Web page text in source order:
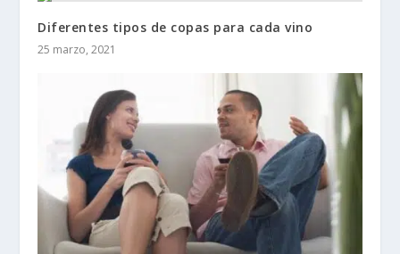
Diferentes tipos de copas para cada vino
25 marzo, 2021